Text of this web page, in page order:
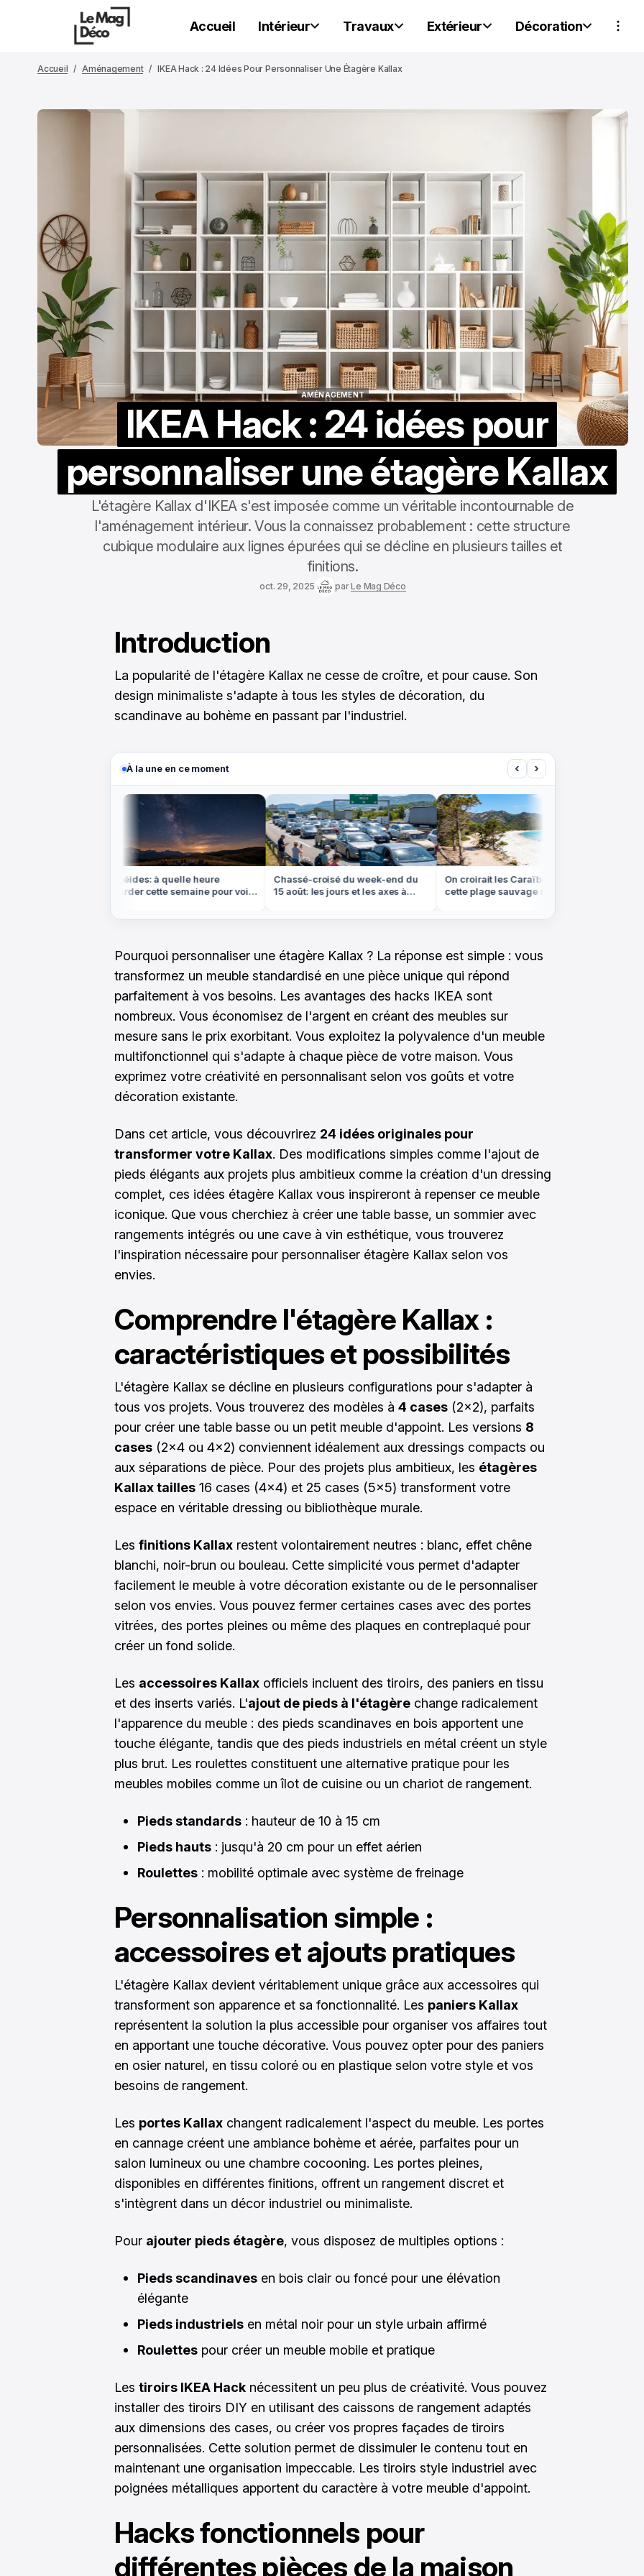
Accueil Intérieur Travaux Extérieur Décoration
Accueil Aménagement IKEA Hack : 24 Idées Pour Personnaliser Une Étagère Kallax
AMÉNAGEMENT
IKEA Hack : 24 idées pour
personnaliser une étagère Kallax
L'étagère Kallax d'IKEA s'est imposée comme un véritable incontournable de
l'aménagement intérieur. Vous la connaissez probablement : cette structure
cubique modulaire aux lignes épurées qui se décline en plusieurs tailles et
finitions.
oct. 29, 2025 parLe Mag Déco
Introduction
La popularité de l'étagère Kallax ne cesse de croître, et pour cause. Son
design minimaliste s'adapte à tous les styles de décoration, du
scandinave au bohème en passant par l'industriel.
À la une en ce moment ‹ ›
Perséides: à quelle heure
regarder cette semaine pour voir
Chassé-croisé du week-end du
15 août: les jours et les axes à
On croirait les Caraïbes, mais
cette plage sauvage ne se rejoint
Ce QR
Pourquoi personnaliser une étagère Kallax ? La réponse est simple : vous
transformez un meuble standardisé en une pièce unique qui répond
parfaitement à vos besoins. Les avantages des hacks IKEA sont
nombreux. Vous économisez de l'argent en créant des meubles sur
mesure sans le prix exorbitant. Vous exploitez la polyvalence d'un meuble
multifonctionnel qui s'adapte à chaque pièce de votre maison. Vous
exprimez votre créativité en personnalisant selon vos goûts et votre
décoration existante.
Dans cet article, vous découvrirez 24 idées originales pour
transformer votre Kallax. Des modifications simples comme l'ajout de
pieds élégants aux projets plus ambitieux comme la création d'un dressing
complet, ces idées étagère Kallax vous inspireront à repenser ce meuble
iconique. Que vous cherchiez à créer une table basse, un sommier avec
rangements intégrés ou une cave à vin esthétique, vous trouverez
l'inspiration nécessaire pour personnaliser étagère Kallax selon vos
envies.
Comprendre l'étagère Kallax :
caractéristiques et possibilités
L'étagère Kallax se décline en plusieurs configurations pour s'adapter à
tous vos projets. Vous trouverez des modèles à 4 cases (2x2), parfaits
pour créer une table basse ou un petit meuble d'appoint. Les versions 8
cases (2x4 ou 4x2) conviennent idéalement aux dressings compacts ou
aux séparations de pièce. Pour des projets plus ambitieux, les étagères
Kallax tailles 16 cases (4x4) et 25 cases (5x5) transforment votre
espace en véritable dressing ou bibliothèque murale.
Les finitions Kallax restent volontairement neutres : blanc, effet chêne
blanchi, noir-brun ou bouleau. Cette simplicité vous permet d'adapter
facilement le meuble à votre décoration existante ou de le personnaliser
selon vos envies. Vous pouvez fermer certaines cases avec des portes
vitrées, des portes pleines ou même des plaques en contreplaqué pour
créer un fond solide.
Les accessoires Kallax officiels incluent des tiroirs, des paniers en tissu
et des inserts variés. L'ajout de pieds à l'étagère change radicalement
l'apparence du meuble : des pieds scandinaves en bois apportent une
touche élégante, tandis que des pieds industriels en métal créent un style
plus brut. Les roulettes constituent une alternative pratique pour les
meubles mobiles comme un îlot de cuisine ou un chariot de rangement.
Pieds standards : hauteur de 10 à 15 cm
Pieds hauts : jusqu'à 20 cm pour un effet aérien
Roulettes : mobilité optimale avec système de freinage
Personnalisation simple :
accessoires et ajouts pratiques
L'étagère Kallax devient véritablement unique grâce aux accessoires qui
transforment son apparence et sa fonctionnalité. Les paniers Kallax
représentent la solution la plus accessible pour organiser vos affaires tout
en apportant une touche décorative. Vous pouvez opter pour des paniers
en osier naturel, en tissu coloré ou en plastique selon votre style et vos
besoins de rangement.
Les portes Kallax changent radicalement l'aspect du meuble. Les portes
en cannage créent une ambiance bohème et aérée, parfaites pour un
salon lumineux ou une chambre cocooning. Les portes pleines,
disponibles en différentes finitions, offrent un rangement discret et
s'intègrent dans un décor industriel ou minimaliste.
Pour ajouter pieds étagère, vous disposez de multiples options :
Pieds scandinaves en bois clair ou foncé pour une élévation
élégante
Pieds industriels en métal noir pour un style urbain affirmé
Roulettes pour créer un meuble mobile et pratique
Les tiroirs IKEA Hack nécessitent un peu plus de créativité. Vous pouvez
installer des tiroirs DIY en utilisant des caissons de rangement adaptés
aux dimensions des cases, ou créer vos propres façades de tiroirs
personnalisées. Cette solution permet de dissimuler le contenu tout en
maintenant une organisation impeccable. Les tiroirs style industriel avec
poignées métalliques apportent du caractère à votre meuble d'appoint.
Hacks fonctionnels pour
différentes pièces de la maison
Le Mag Loisirs
oct. 24, 2025